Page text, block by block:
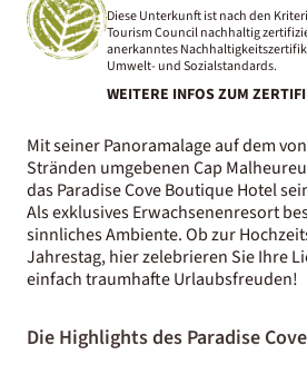
Diese Unterkunft ist nach den
Tourism Council nachhaltig
anerkanntes
Umwelt- und Sozialstandards.
WEITERE INFOS ZUM
Mit seiner Panoramalage auf dem
Stränden umgebenen Cap
das Paradise Cove Boutique Hotel
Als exklusives Erwachsenenresort
sinnliches Ambiente. Ob zur
Jahrestag, hier zelebrieren Sie Ihre
einfach traumhafte Urlaubsfreuden!
Die Highlights des Paradise